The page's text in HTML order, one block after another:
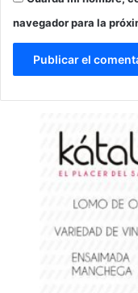
navegador para la